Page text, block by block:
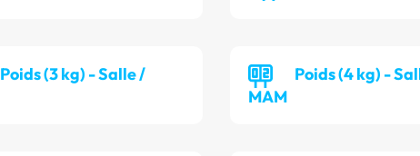
Poids (3 kg) - Salle /
Poids (4 kg) -
MAM